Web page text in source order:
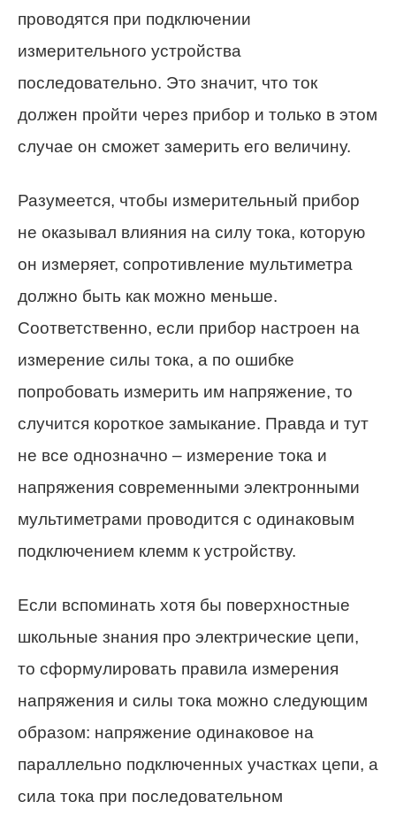
проводятся при подключении
измерительного устройства
последовательно. Это значит, что ток
должен пройти через прибор и только в этом
случае он сможет замерить его величину.
Разумеется, чтобы измерительный прибор
не оказывал влияния на силу тока, которую
он измеряет, сопротивление мультиметра
должно быть как можно меньше.
Соответственно, если прибор настроен на
измерение силы тока, а по ошибке
попробовать измерить им напряжение, то
случится короткое замыкание. Правда и тут
не все однозначно – измерение тока и
напряжения современными электронными
мультиметрами проводится с одинаковым
подключением клемм к устройству.
Если вспоминать хотя бы поверхностные
школьные знания про электрические цепи,
то сформулировать правила измерения
напряжения и силы тока можно следующим
образом: напряжение одинаковое на
параллельно подключенных участках цепи, а
сила тока при последовательном